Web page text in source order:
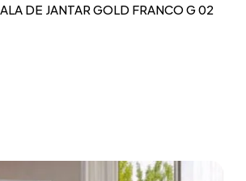
DE JANTAR GOLD FRANCO G 02